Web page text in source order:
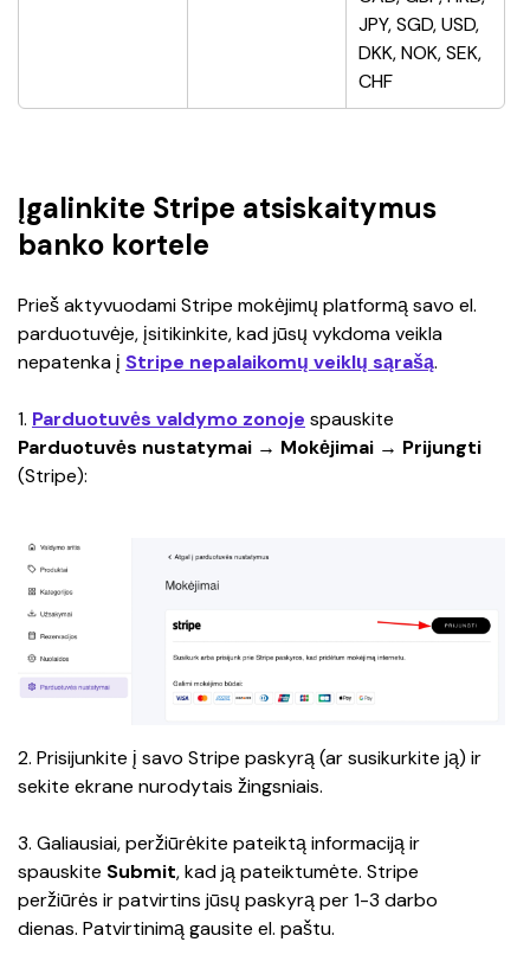
JPY, SGD, USD,
DKK, NOK, SEK,
CHF
Įgalinkite Stripe atsiskaitymus
banko kortele
Prieš aktyvuodami Stripe mokėjimų platformą savo el.
parduotuvėje, įsitikinkite, kad jūsų vykdoma veikla
nepatenka į Stripe nepalaikomų veiklų sąrašą.
1. Parduotuvės valdymo zonoje spauskite
Parduotuvės nustatymai → Mokėjimai → Prijungti
(Stripe):
2. Prisijunkite į savo Stripe paskyrą (ar susikurkite ją) ir
sekite ekrane nurodytais žingsniais.
3. Galiausiai, peržiūrėkite pateiktą informaciją ir
spauskite Submit, kad ją pateiktumėte. Stripe
peržiūrės ir patvirtins jūsų paskyrą per 1-3 darbo
dienas. Patvirtinimą gausite el. paštu.